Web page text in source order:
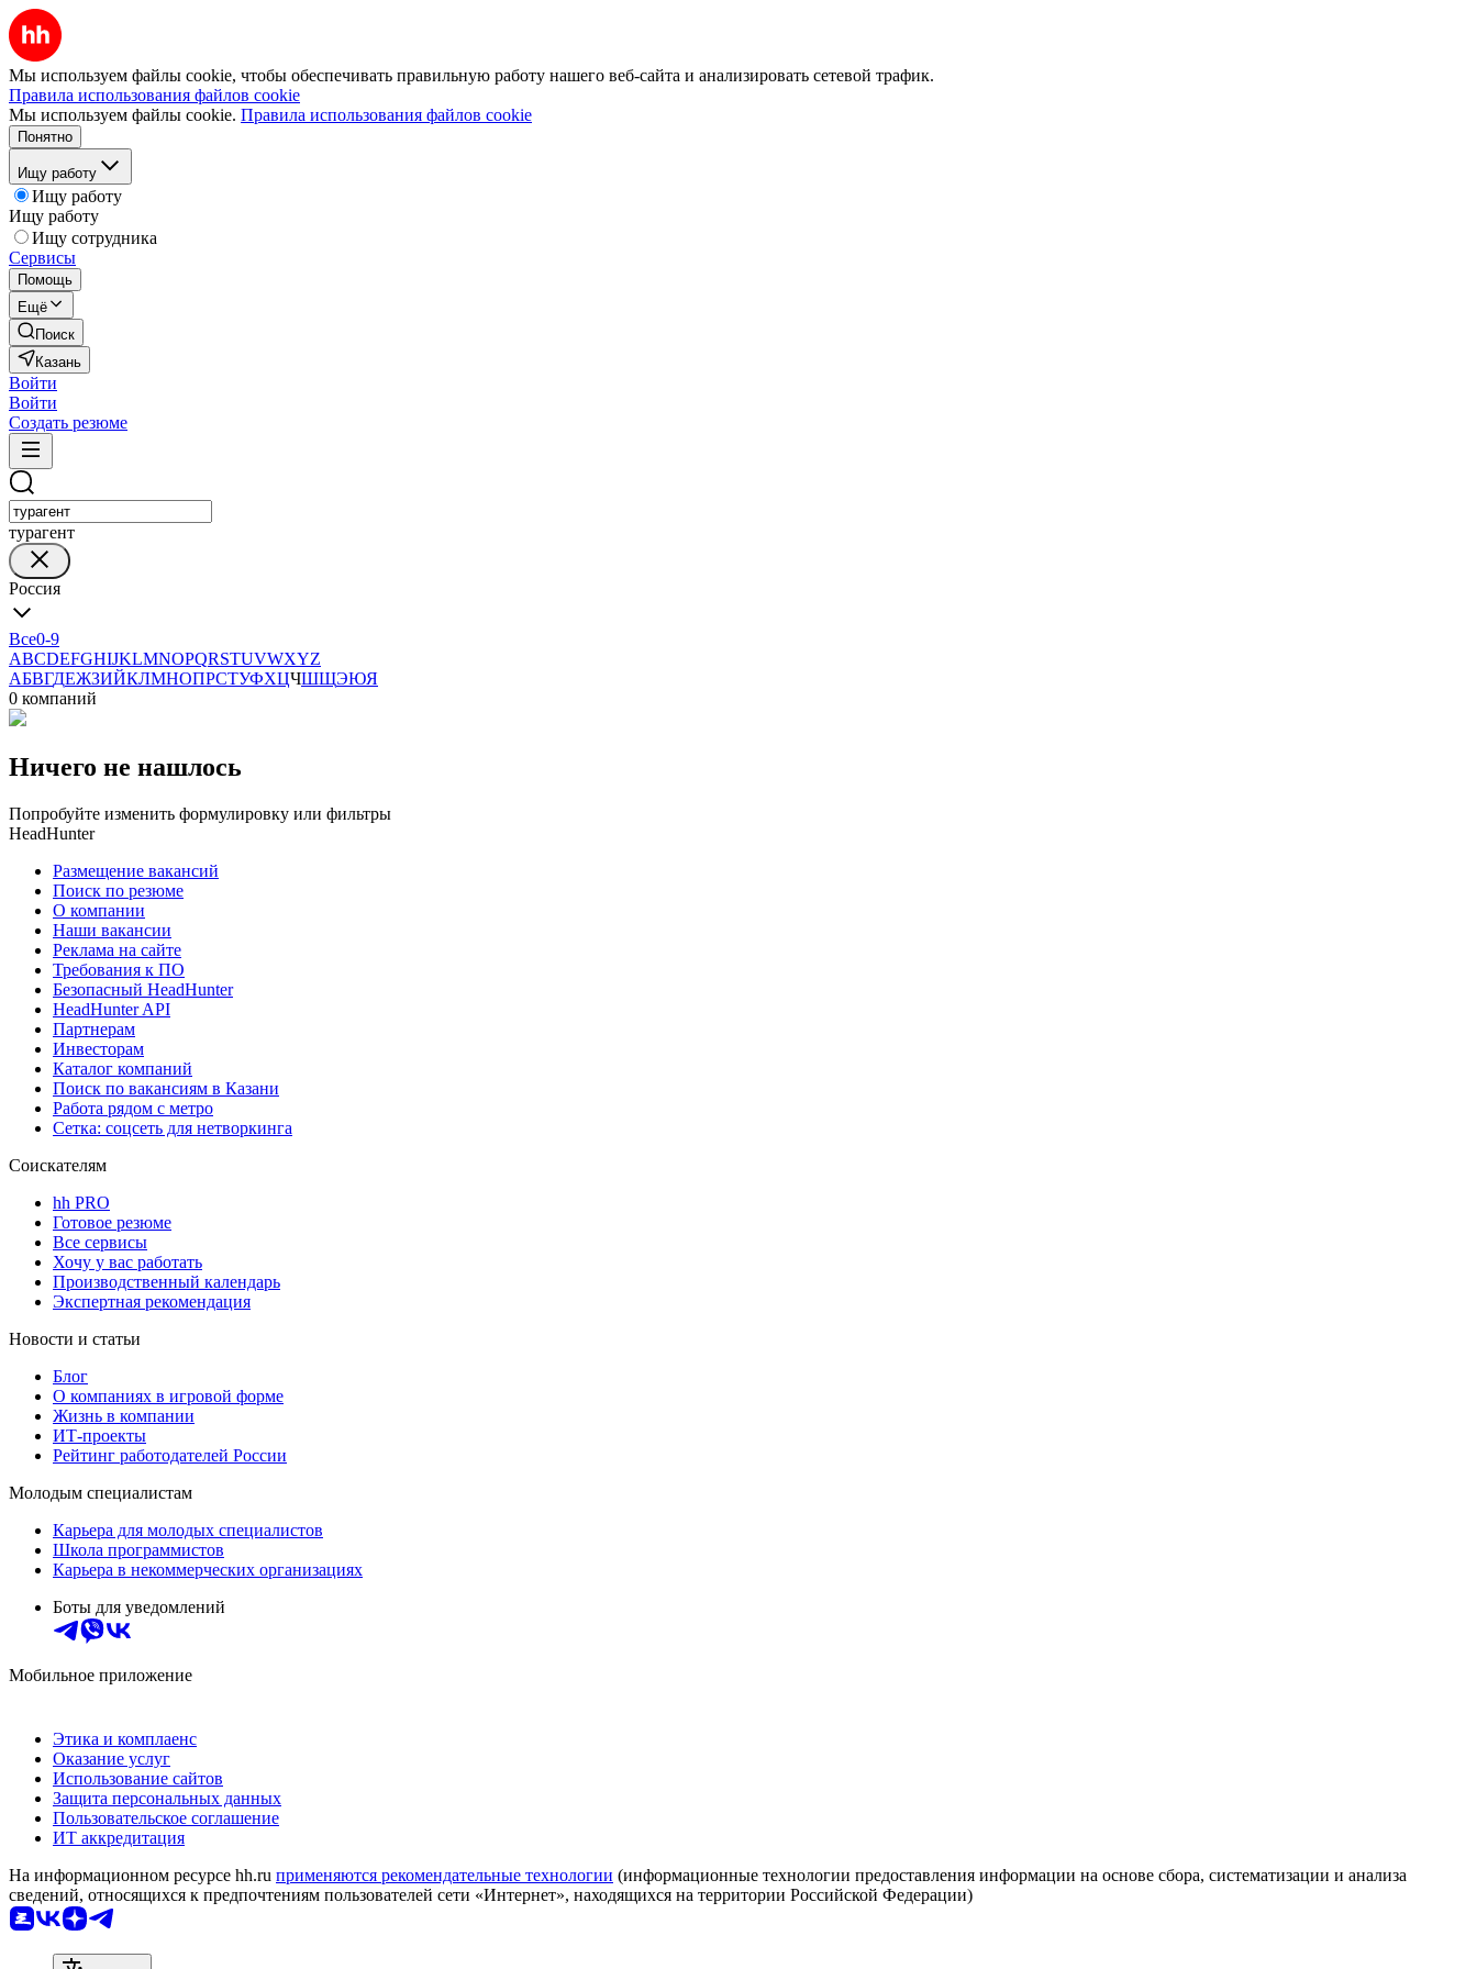
Мы используем файлы cookie, чтобы обеспечивать правильную работу нашего веб-сайта и анализировать сетевой трафик.
Правила использования файлов cookie
Мы используем файлы cookie. Правила использования файлов cookie
Понятно
Ищу работу
Ищу работу
Ищу работу
Ищу сотрудника
Сервисы
Помощь
Ещё
Поиск
Казань
Войти
Войти
Создать резюме
турагент
Россия
Все0-9
ABCDEFGHIJKLMNOPQRSTUVWXYZ
АБВГДЕЖЗИЙКЛМНОПРСТУФХЦЧШЩЭЮЯ
0 компаний
Ничего не нашлось
Попробуйте изменить формулировку или фильтры
HeadHunter
Размещение вакансий
Поиск по резюме
О компании
Наши вакансии
Реклама на сайте
Требования к ПО
Безопасный HeadHunter
HeadHunter API
Партнерам
Инвесторам
Каталог компаний
Поиск по вакансиям в Казани
Работа рядом с метро
Сетка: соцсеть для нетворкинга
Соискателям
hh PRO
Готовое резюме
Все сервисы
Хочу у вас работать
Производственный календарь
Экспертная рекомендация
Новости и статьи
Блог
О компаниях в игровой форме
Жизнь в компании
ИТ-проекты
Рейтинг работодателей России
Молодым специалистам
Карьера для молодых специалистов
Школа программистов
Карьера в некоммерческих организациях
Боты для уведомлений
Мобильное приложение
Этика и комплаенс
Оказание услуг
Использование сайтов
Защита персональных данных
Пользовательское соглашение
ИТ аккредитация
На информационном ресурсе hh.ru применяются рекомендательные технологии (информационные технологии предоставления информации на основе сбора, систематизации и анализа
сведений, относящихся к предпочтениям пользователей сети «Интернет», находящихся на территории Российской Федерации)